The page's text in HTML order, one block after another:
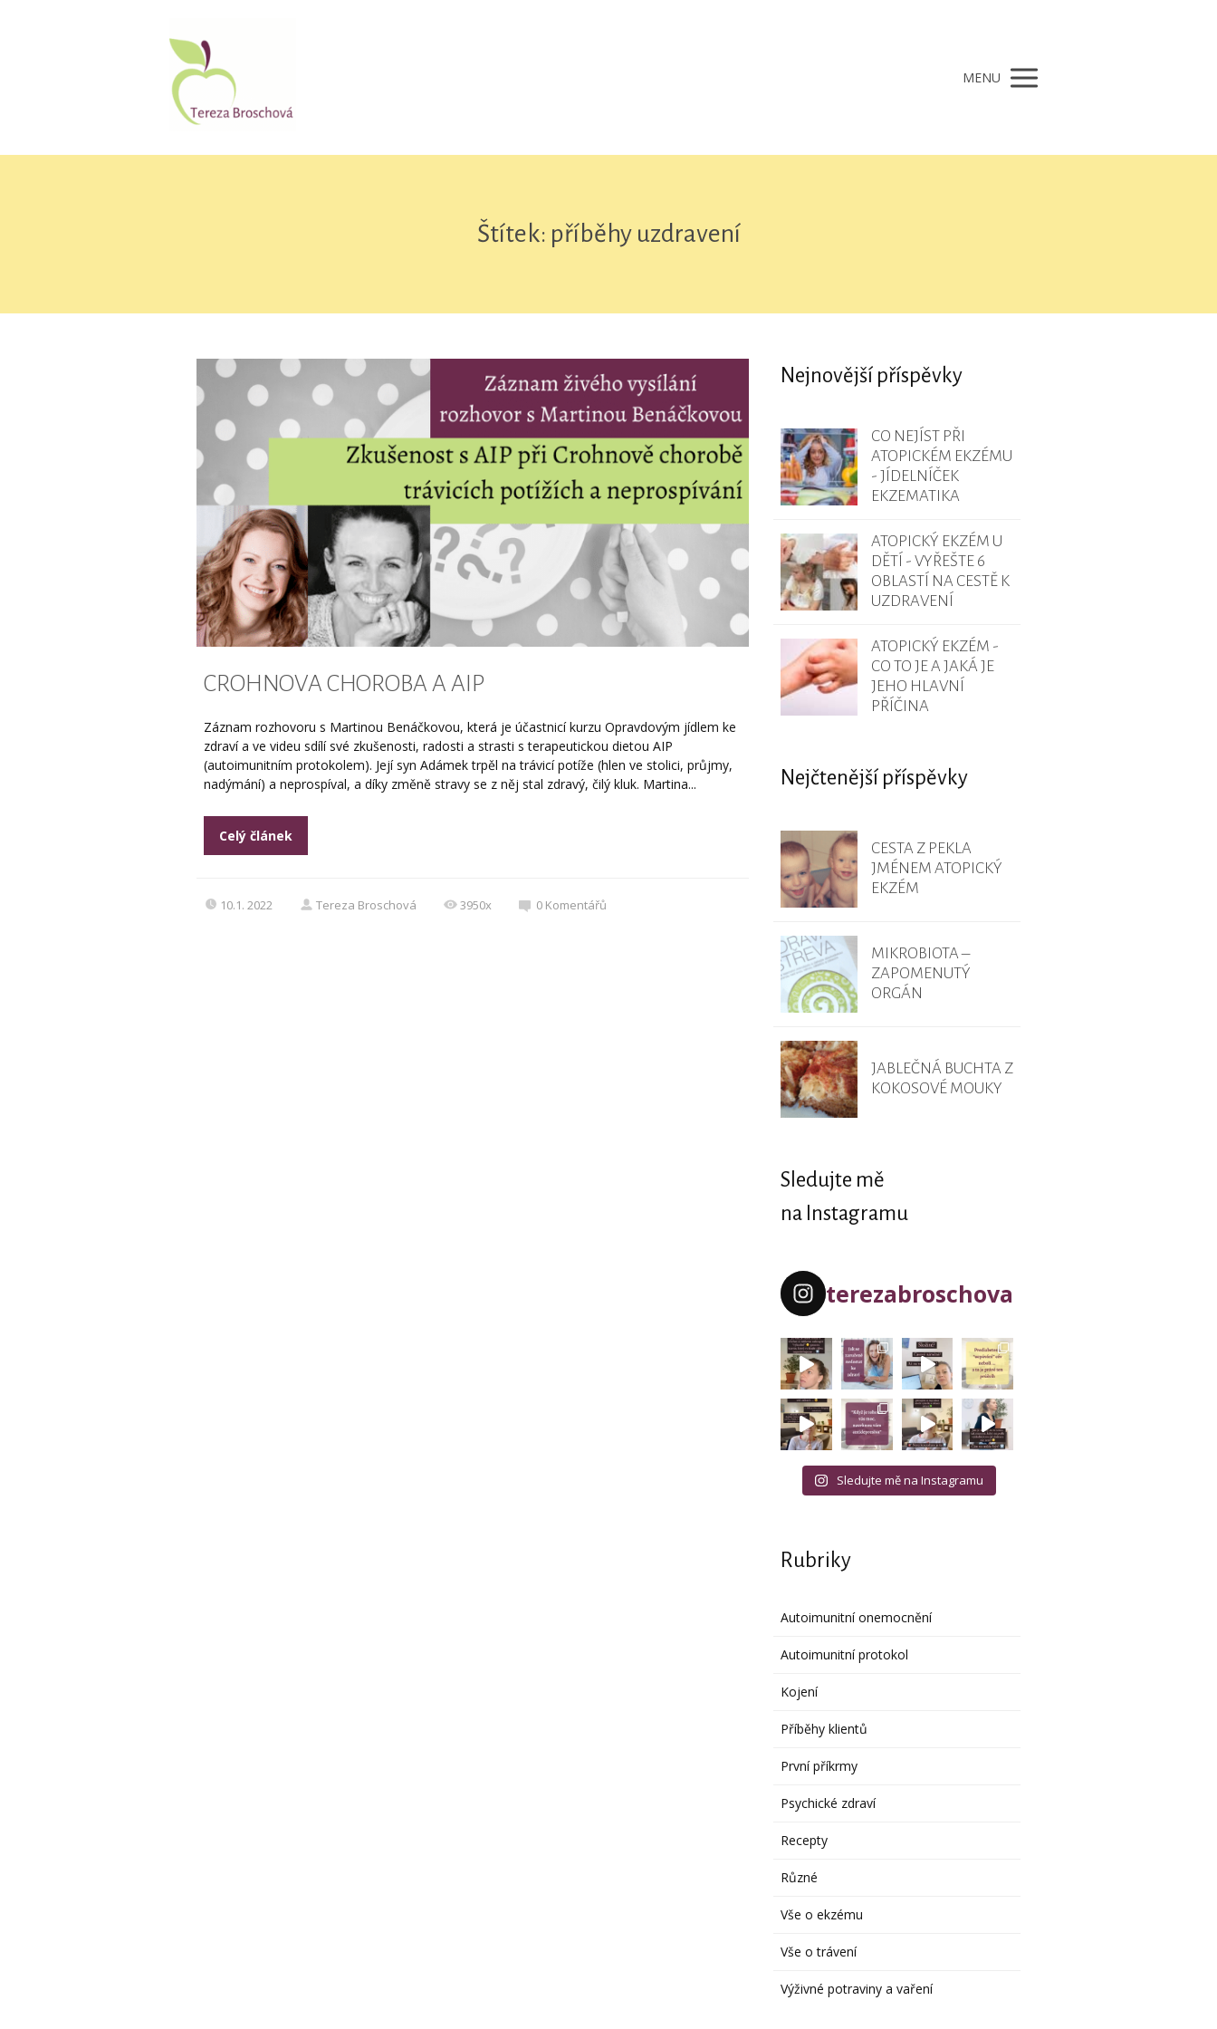
MENU
Štítek: příběhy uzdravení
CROHNOVA CHOROBA A AIP
Záznam rozhovoru s Martinou Benáčkovou, která je účastnicí kurzu Opravdovým jídlem ke
zdraví a ve videu sdílí své zkušenosti, radosti a strasti s terapeutickou dietou AIP
(autoimunitním protokolem). Její syn Adámek trpěl na trávicí potíže (hlen ve stolici, průjmy,
nadýmání) a neprospíval, a díky změně stravy se z něj stal zdravý, čilý kluk. Martina...
Celý článek
10.1. 2022 Tereza Broschová 3950x 0 Komentářů
Nejnovější příspěvky
CO NEJÍST PŘI
ATOPICKÉM EKZÉMU
- JÍDELNÍČEK
EKZEMATIKA
ATOPICKÝ EKZÉM U
DĚTÍ - VYŘEŠTE 6
OBLASTÍ NA CESTĚ K
UZDRAVENÍ
ATOPICKÝ EKZÉM -
CO TO JE A JAKÁ JE
JEHO HLAVNÍ
PŘÍČINA
Nejčtenější příspěvky
CESTA Z PEKLA
JMÉNEM ATOPICKÝ
EKZÉM
MIKROBIOTA –
ZAPOMENUTÝ
ORGÁN
JABLEČNÁ BUCHTA Z
KOKOSOVÉ MOUKY
Sledujte mě
na Instagramu
terezabroschova
Sledujte mě na Instagramu
Rubriky
Autoimunitní onemocnění
Autoimunitní protokol
Kojení
Příběhy klientů
První příkrmy
Psychické zdraví
Recepty
Různé
Vše o ekzému
Vše o trávení
Výživné potraviny a vaření